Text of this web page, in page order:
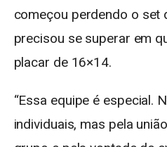
começou perdendo o set
precisou se superar em
placar de 16×14.
“Essa equipe é especial.
individuais, mas pela